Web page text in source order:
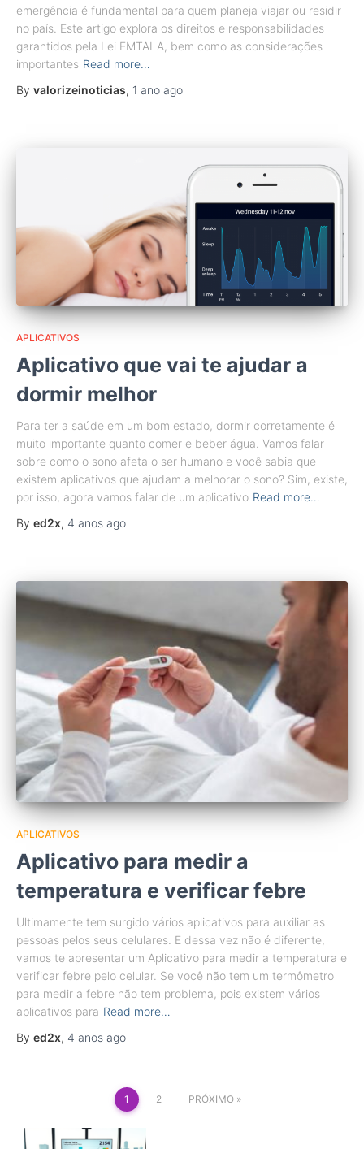
emergência é fundamental para quem planeja viajar ou residir
no país. Este artigo explora os direitos e responsabilidades
garantidos pela Lei EMTALA, bem como as considerações
importantes Read more…
By valorizeinoticias, 1 ano ago
APLICATIVOS
Aplicativo que vai te ajudar a
dormir melhor
Para ter a saúde em um bom estado, dormir corretamente é
muito importante quanto comer e beber água. Vamos falar
sobre como o sono afeta o ser humano e você sabia que
existem aplicativos que ajudam a melhorar o sono? Sim, existe,
por isso, agora vamos falar de um aplicativo Read more…
By ed2x, 4 anos ago
APLICATIVOS
Aplicativo para medir a
temperatura e verificar febre
Ultimamente tem surgido vários aplicativos para auxiliar as
pessoas pelos seus celulares. E dessa vez não é diferente,
vamos te apresentar um Aplicativo para medir a temperatura e
verificar febre pelo celular. Se você não tem um termômetro
para medir a febre não tem problema, pois existem vários
aplicativos para Read more…
By ed2x, 4 anos ago
1 2 PRÓXIMO